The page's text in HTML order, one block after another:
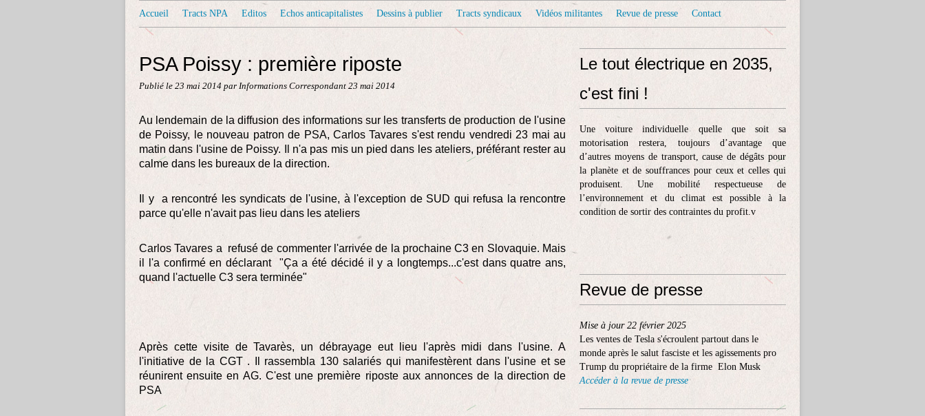
Accueil Tracts NPA Editos Echos anticapitalistes Dessins à publier Tracts syndicaux Vidéos militantes Revue de presse Contact
PSA Poissy : première riposte
Publié le 23 mai 2014 par Informations Correspondant 23 mai 2014
Au lendemain de la diffusion des informations sur les transferts de production de l'usine
de Poissy, le nouveau patron de PSA, Carlos Tavares s'est rendu vendredi 23 mai au
matin dans l'usine de Poissy. Il n'a pas mis un pied dans les ateliers, préférant rester au
calme dans les bureaux de la direction.
Il y a rencontré les syndicats de l'usine, à l'exception de SUD qui refusa la rencontre
parce qu'elle n'avait pas lieu dans les ateliers
Carlos Tavares a refusé de commenter l'arrivée de la prochaine C3 en Slovaquie. Mais
il l'a confirmé en déclarant "Ça a été décidé il y a longtemps...c'est dans quatre ans,
quand l'actuelle C3 sera terminée"
Après cette visite de Tavarès, un débrayage eut lieu l'après midi dans l'usine. A
l'initiative de la CGT . Il rassembla 130 salariés qui manifestèrent dans l'usine et se
réunirent ensuite en AG. C'est une première riposte aux annonces de la direction de
PSA
Le tout électrique en 2035,
c'est fini !
Une voiture individuelle quelle que soit sa
motorisation restera, toujours d’avantage que
d’autres moyens de transport, cause de dégâts pour
la planète et de souffrances pour ceux et celles qui
produisent. Une mobilité respectueuse de
l’environnement et du climat est possible à la
condition de sortir des contraintes du profit.v
Revue de presse
Mise à jour 22 février 2025
Les ventes de Tesla s'écroulent partout dans le
monde après le salut fasciste et les agissements pro
Trump du propriétaire de la firme Elon Musk
Accéder à la revue de presse